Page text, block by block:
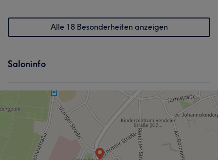
Alle 18 Besonderheiten anzeigen
Saloninfo